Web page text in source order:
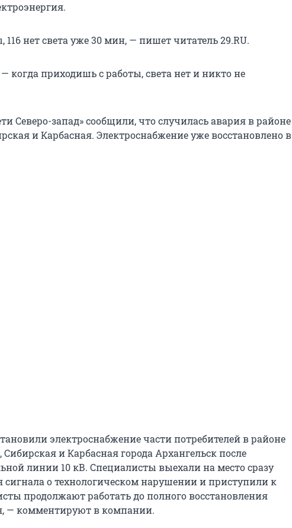
нет света уже 30 мин, — пишет читатель 29.RU.
приходишь с работы, света нет и никто не
Северо-запад» сообщили, что случилась авария в районе
и Карбасная. Электроснабжение уже восстановлено в
электроснабжение части потребителей в районе
и Карбасная города Архангельск после
линии 10 кВ. Специалисты выехали на место сразу
сигнала о технологическом нарушении и приступили к
продолжают работать до полного восстановления
— комментируют в компании.